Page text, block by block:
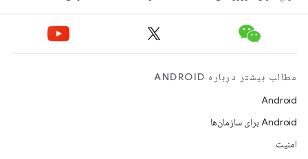
مطالب بیشتر درباره ANDROID
Android
Android برای سازمان‌ها
امنیت